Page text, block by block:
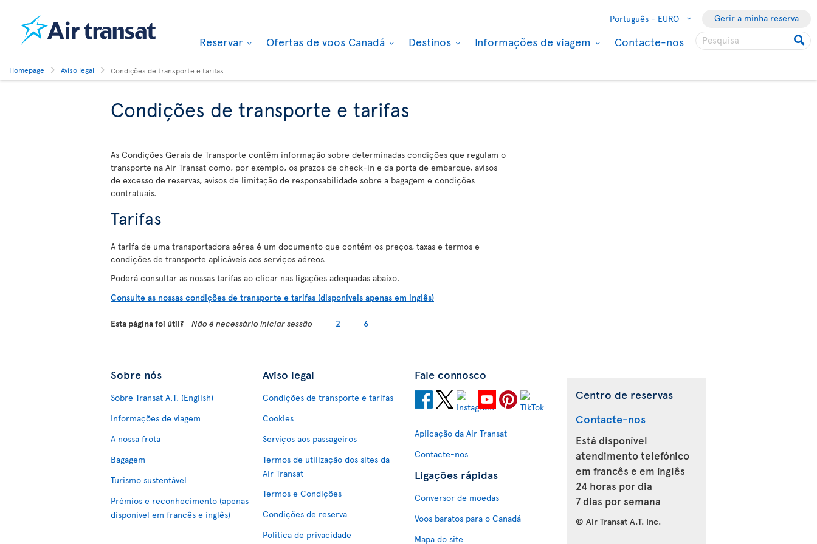
Português - EURO Gerir a minha reserva
Reservar Ofertas de voos Canadá Destinos Informações de viagem Contacte-nos
Homepage Aviso legal Condições de transporte e tarifas
Condições de transporte e tarifas
As Condições Gerais de Transporte contêm informação sobre determinadas condições que regulam o
transporte na Air Transat como, por exemplo, os prazos de check-in e da porta de embarque, avisos
de excesso de reservas, avisos de limitação de responsabilidade sobre a bagagem e condições
contratuais.
Tarifas
A tarifa de uma transportadora aérea é um documento que contém os preços, taxas e termos e
condições de transporte aplicáveis aos serviços aéreos.
Poderá consultar as nossas tarifas ao clicar nas ligações adequadas abaixo.
Consulte as nossas condições de transporte e tarifas (disponíveis apenas em inglês)
Esta página foi útil? Não é necessário iniciar sessão 2 6
Sobre nós
Sobre Transat A.T. (English)
Informações de viagem
A nossa frota
Bagagem
Turismo sustentável
Prémios e reconhecimento (apenas
disponível em francês e inglês)
Aviso legal
Condições de transporte e tarifas
Cookies
Serviços aos passageiros
Termos de utilização dos sites da
Air Transat
Termos e Condições
Condições de reserva
Política de privacidade
Fale connosco
Aplicação da Air Transat
Contacte-nos
Ligações rápidas
Conversor de moedas
Voos baratos para o Canadá
Mapa do site
Centro de reservas
Contacte-nos
Está disponível
atendimento telefónico
em francês e em inglês
24 horas por dia
7 dias por semana
© Air Transat A.T. Inc.